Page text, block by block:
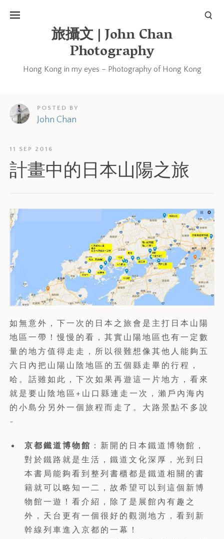
旅攝文 | John Chan
Photography
Hong Kong in my eyes – Photography of Hong Kong
POSTED BY
John Chan
11 SEP 2016
計畫中的日本山陽之旅
如無意外，下一次的日本之旅會是主打日本山陽
地區一帶！慢慢的看，其實山陽地區也有一定數
量的地方值得走走，所以很難想像其他人能夠五
六日內把山陽山陰地區的五個縣走畢的行程，
哈。話雖如此，下次如果再遊這一片地方，看來
就是要山陰地區+山口縣連走一次，瀨戶內海內
的小島分另外一個旅程而走了。大路景點不多說
~
京都鐵道博物館 ：新開的日本鐵道博物館，
對於鐵路就是生活，鐵道文化深厚，光到日
本書局能夠看到整列書櫃都是鐵道相關的書
籍就可以略知一二，故希望可以到這個新博
物館一遊！看介紹，除了是展館內有趣之
外，天台更有一個很好的觀測地方，看到新
幹線列車進入京都的一幕！